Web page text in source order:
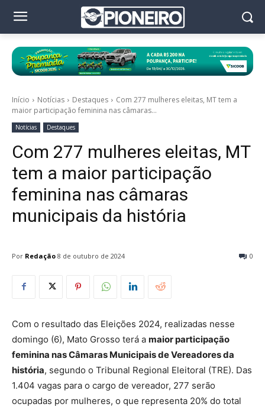
Início Notícias Destaques
Com 277 mulheres eleitas, MT tem a
maior participação feminina nas câmaras...
Notícias Destaques
Com 277 mulheres eleitas, MT
tem a maior participação
feminina nas câmaras
municipais da história
Por Redação 0
8 de outubro de 2024
Com o resultado das Eleições 2024, realizadas nesse
domingo (6), Mato Grosso terá a maior participação
feminina nas Câmaras Municipais de Vereadores da
história, segundo o Tribunal Regional Eleitoral (TRE). Das
1.404 vagas para o cargo de vereador, 277 serão
ocupadas por mulheres, o que representa 20% do total